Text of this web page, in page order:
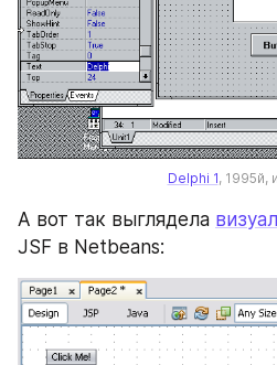
Delphi 1, 1995й,
А вот так выглядела
JSF в Netbeans: